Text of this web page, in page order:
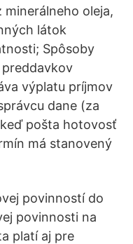
minerálneho oleja,
látok
Spôsoby
výplatu príjmov
dane (za
pošta hotovosť
má stanovený
povinností do
povinnosti na
platí aj pre